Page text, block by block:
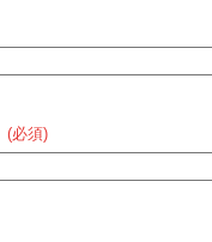
(必須)